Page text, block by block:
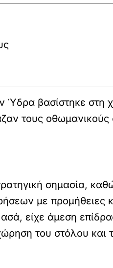
Ύδρα βασίστηκε στη
τους οθωμανικούς
σημασία,
με προμήθειες
είχε άμεση
του στόλου και